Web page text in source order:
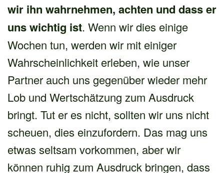
wir ihn wahrnehmen, achten und dass er
uns wichtig ist. Wenn wir dies einige
Wochen tun, werden wir mit einiger
Wahrscheinlichkeit erleben, wie unser
Partner auch uns gegenüber wieder mehr
Lob und Wertschätzung zum Ausdruck
bringt. Tut er es nicht, sollten wir uns nicht
scheuen, dies einzufordern. Das mag uns
etwas seltsam vorkommen, aber wir
können ruhig zum Ausdruck bringen, dass